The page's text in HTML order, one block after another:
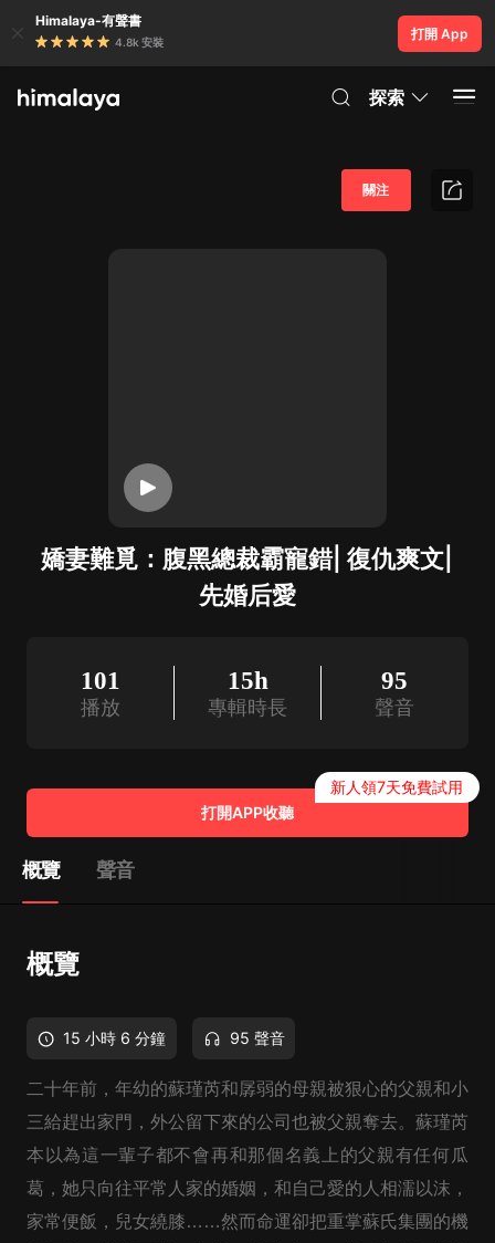
Himalaya-有聲書
4.8k 安裝
打開 App
探索
嬌妻難覓：腹黑總裁霸寵錯| 復仇爽文|
先婚后愛
關注
101
播放
15h
專輯時長
95
聲音
打開APP收聽
新人領7天免費試用
概覽 聲音
概覽
15 小時 6 分鐘 95 聲音
二十年前，年幼的蘇瑾芮和孱弱的母親被狠心的父親和小
三給趕出家門，外公留下來的公司也被父親奪去。蘇瑾芮
本以為這一輩子都不會再和那個名義上的父親有任何瓜
葛，她只向往平常人家的婚姻，和自己愛的人相濡以沫，
家常便飯，兒女繞膝……然而命運卻把重掌蘇氏集團的機